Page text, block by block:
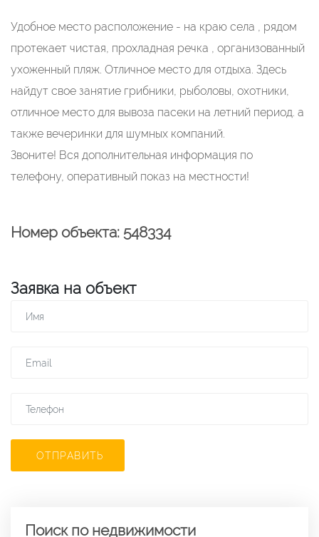
Удобное место расположение - на краю села , рядом
протекает чистая, прохладная речка , организованный
ухоженный пляж. Отличное место для отдыха. Здесь
найдут свое занятие грибники, рыболовы, охотники,
отличное место для вывоза пасеки на летний период. а
также вечеринки для шумных компаний.
Звоните! Вся дополнительная информация по
телефону, оперативный показ на местности!
Номер объекта: 548334
Заявка на объект
ОТПРАВИТЬ
Поиск по недвижимости